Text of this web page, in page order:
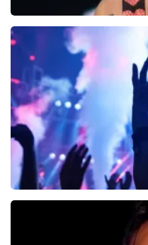
Harry Styles
reviews
BEKIJKEN
reviews